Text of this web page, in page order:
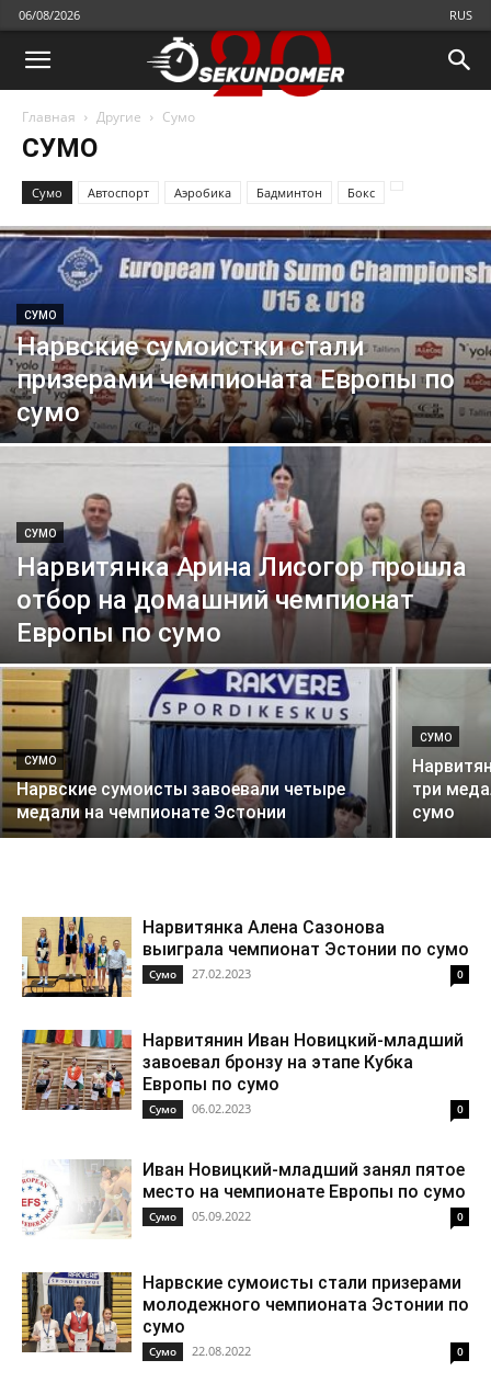
06/08/2026 RUS
Главная Другие Cумо
CУМО
Cумо Автоспорт Аэробика Бадминтон Бокс
CУМО
Нарвские сумоистки стали
призерами чемпионата Европы по
сумо
CУМО
Нарвитянка Арина Лисогор прошла
отбор на домашний чемпионат
Европы по сумо
CУМО
Нарвские сумоисты завоевали четыре
медали на чемпионате Эстонии
CУМО
три
сумо
Нарвитянка Алена Сазонова
выиграла чемпионат Эстонии по сумо
Cумо 27.02.2023 0
Нарвитянин Иван Новицкий-младший
завоевал бронзу на этапе Кубка
Европы по сумо
Cумо 06.02.2023 0
Иван Новицкий-младший занял пятое
место на чемпионате Европы по сумо
Cумо 05.09.2022 0
Нарвские сумоисты стали призерами
молодежного чемпионата Эстонии по
сумо
Cумо 22.08.2022 0